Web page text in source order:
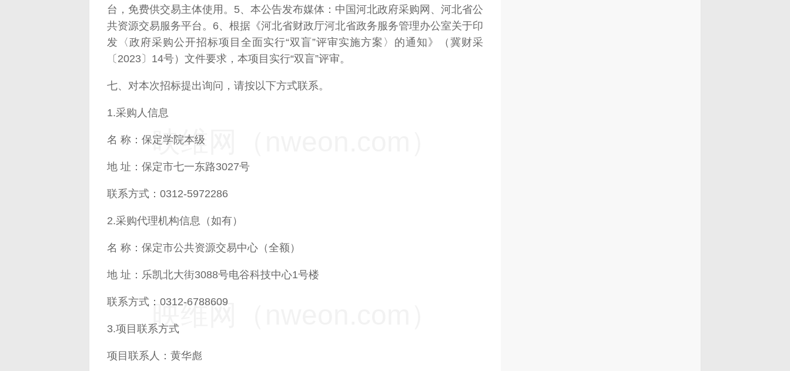
台，免费供交易主体使用。5、本公告发布媒体：中国河北政府采购网、河北省公
共资源交易服务平台。6、根据《河北省财政厅河北省政务服务管理办公室关于印
发〈政府采购公开招标项目全面实行“双盲”评审实施方案〉的通知》（冀财采
〔2023〕14号）文件要求，本项目实行“双盲”评审。
七、对本次招标提出询问，请按以下方式联系。
1.采购人信息
名 称：保定学院本级
地 址：保定市七一东路3027号
联系方式：0312-5972286
2.采购代理机构信息（如有）
名 称：保定市公共资源交易中心（全额）
地 址：乐凯北大街3088号电谷科技中心1号楼
联系方式：0312-6788609
3.项目联系方式
项目联系人：黄华彪
映维网（nweon.com）
映维网（nweon.com）